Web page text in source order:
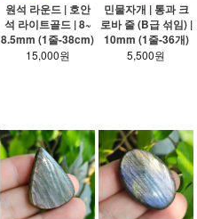
원석 라운드 | 호안
석 라이트골드 | 8~
8.5mm (1줄-38cm)
15,000원
민물자개 | 통과 크
로바 줄 (B급 섞임) |
10mm (1줄-36개)
5,500원